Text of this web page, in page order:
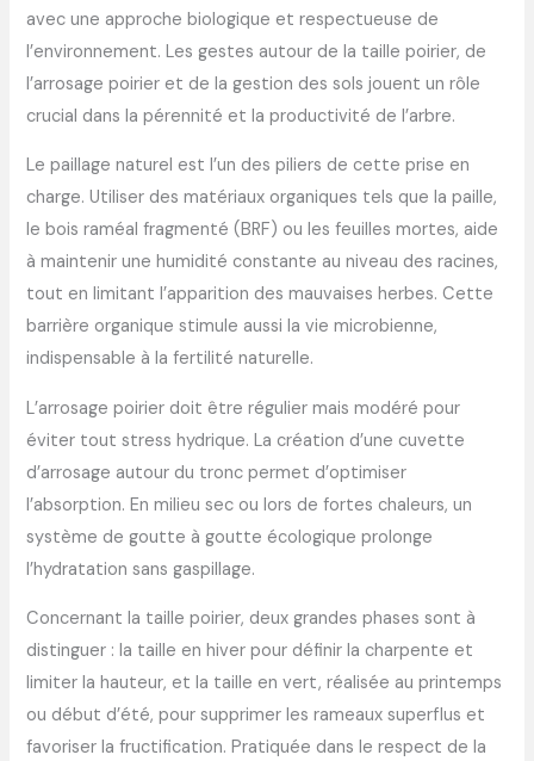
avec une approche biologique et respectueuse de
l’environnement. Les gestes autour de la taille poirier, de
l’arrosage poirier et de la gestion des sols jouent un rôle
crucial dans la pérennité et la productivité de l’arbre.
Le paillage naturel est l’un des piliers de cette prise en
charge. Utiliser des matériaux organiques tels que la paille,
le bois raméal fragmenté (BRF) ou les feuilles mortes, aide
à maintenir une humidité constante au niveau des racines,
tout en limitant l’apparition des mauvaises herbes. Cette
barrière organique stimule aussi la vie microbienne,
indispensable à la fertilité naturelle.
L’arrosage poirier doit être régulier mais modéré pour
éviter tout stress hydrique. La création d’une cuvette
d’arrosage autour du tronc permet d’optimiser
l’absorption. En milieu sec ou lors de fortes chaleurs, un
système de goutte à goutte écologique prolonge
l’hydratation sans gaspillage.
Concernant la taille poirier, deux grandes phases sont à
distinguer : la taille en hiver pour définir la charpente et
limiter la hauteur, et la taille en vert, réalisée au printemps
ou début d’été, pour supprimer les rameaux superflus et
favoriser la fructification. Pratiquée dans le respect de la